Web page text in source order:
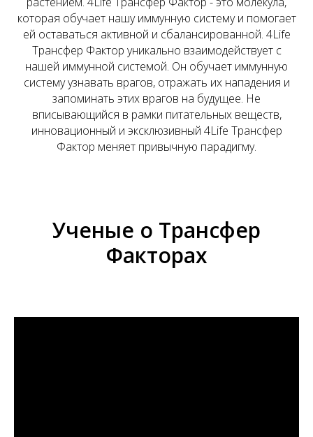
которая обучает нашу иммунную систему и помогает
ей оставаться активной и сбалансированной. 4Life
Трансфер Фактор уникально взаимодействует с
нашей иммунной системой. Он обучает иммунную
систему узнавать врагов, отражать их нападения и
запоминать этих врагов на будущее. Не
вписывающийся в рамки питательных веществ,
инновационный и эксклюзивный 4Life Трансфер
Фактор меняет привычную парадигму.
Ученые о Трансфер
Факторах